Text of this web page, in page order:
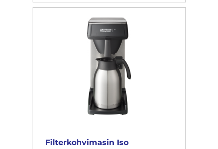
Filterkohvimasin Iso